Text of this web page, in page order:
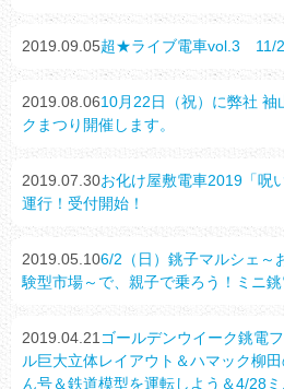
2019.09.05超★ライブ電車vol.3 11/2
2019.08.0610月22日（祝）に弊社 袖
クまつり開催します。
2019.07.30お化け屋敷電車2019「呪
運行！受付開始！
2019.05.106/2（日）銚子マルシェ～
験型市場～で、親子で乗ろう！ミニ銚
2019.04.21 ゴールデンウイーク銚電
ル巨大立体レイアウト＆ハマック柳
ん号＆鉄道模型を運転しよう＆4/28